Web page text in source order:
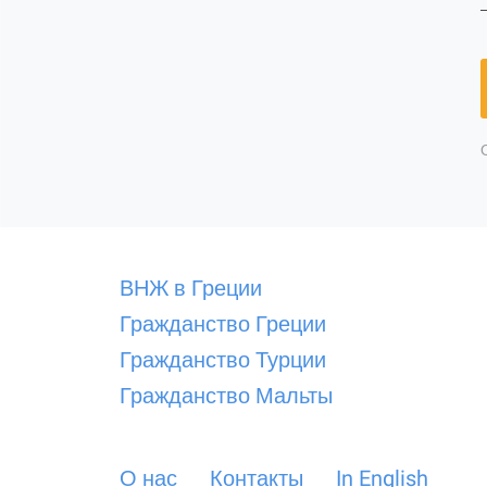
ВНЖ в Греции
Гражданство Греции
Гражданство Турции
Гражданство Мальты
О нас Контакты In English